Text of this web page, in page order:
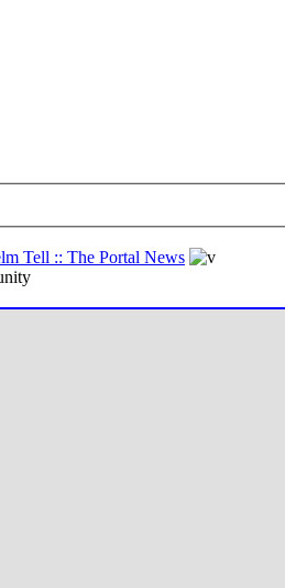
Tell :: The Portal News